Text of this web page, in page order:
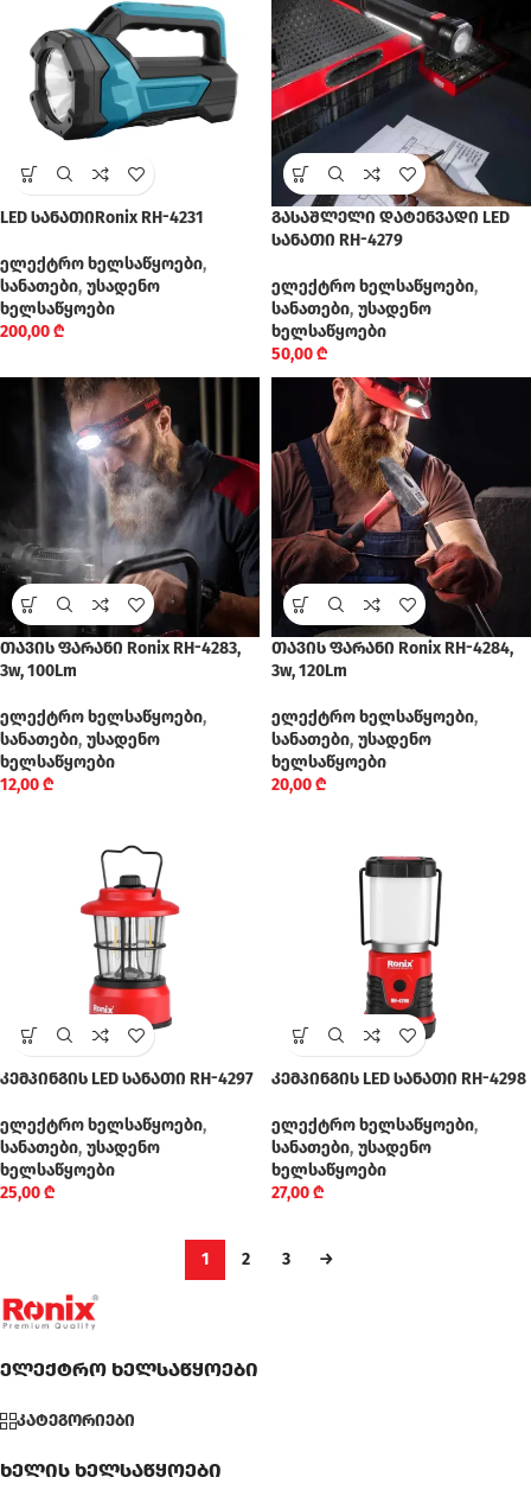
LED სანათიRonix RH-4231
ელექტრო ხელსაწყოები,
სანათები, უსადენო
ხელსაწყოები
200,00₾
გასაშლელი დატენვადი LED
სანათი RH-4279
ელექტრო ხელსაწყოები,
სანათები, უსადენო
ხელსაწყოები
50,00₾
თავის ფარანი Ronix RH-4283,
3w, 100Lm
ელექტრო ხელსაწყოები,
სანათები, უსადენო
ხელსაწყოები
12,00₾
თავის ფარანი Ronix RH-4284,
3w, 120Lm
ელექტრო ხელსაწყოები,
სანათები, უსადენო
ხელსაწყოები
20,00₾
კემპინგის LED სანათი RH-4297
ელექტრო ხელსაწყოები,
სანათები, უსადენო
ხელსაწყოები
25,00₾
კემპინგის LED სანათი RH-4298
ელექტრო ხელსაწყოები,
სანათები, უსადენო
ხელსაწყოები
27,00₾
1 2 3 →
ელექტრო ხელსაწყოები
კატეგორიები
ხელის ხელსაწყოები